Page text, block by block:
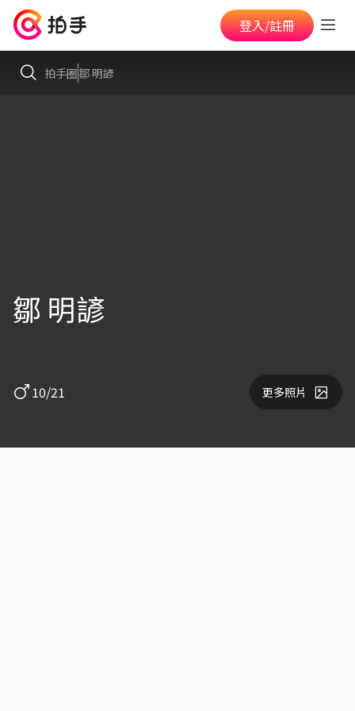
登入/註冊
拍手圈鄒 明諺
鄒 明諺
10/21 更多照片